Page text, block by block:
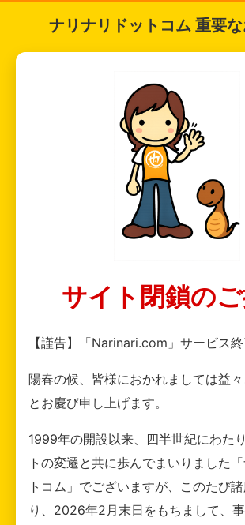
ナリナリドットコム 重要
サイト閉鎖の
【謹告】「Narinari.com」サービス
陽春の候、皆様におかれましては益
とお慶び申し上げます。
1999年の開設以来、四半世紀にわた
トの変遷と共に歩んでまいりました
トコム」でございますが、このたび
り、2026年2月末日をもちまして、